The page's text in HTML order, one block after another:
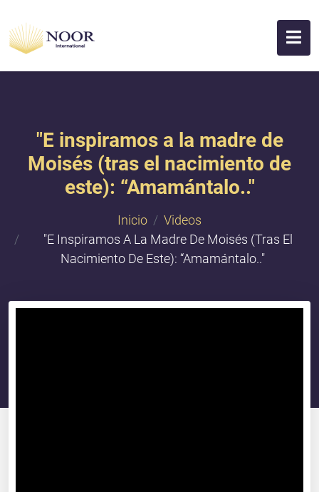
"E inspiramos a la madre de
Moisés (tras el nacimiento de
este): “Amamántalo.."
Inicio
Videos
"E Inspiramos A La Madre De Moisés (tras El
Nacimiento De Este): “Amamántalo.."